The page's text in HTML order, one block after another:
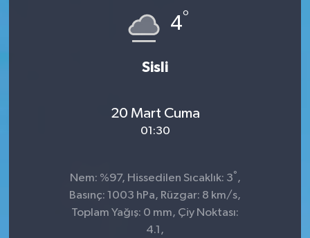
4°
Sisli
20 Mart Cuma
01:30
Nem: %97, Hissedilen Sıcaklık: 3° ,
Basınç: 1003 hPa, Rüzgar: 8 km/s,
Toplam Yağış: 0 mm, Çiy Noktası:
4.1,